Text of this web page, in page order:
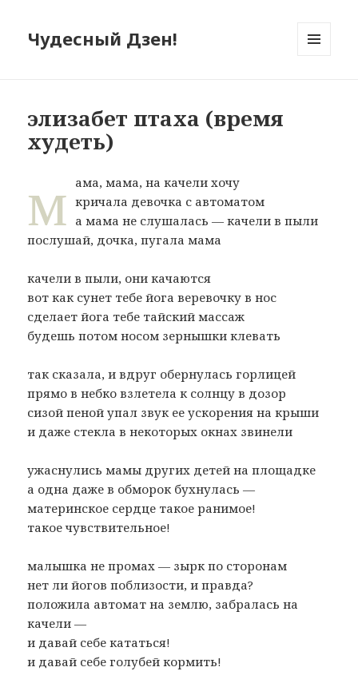
Чудесный Дзен!
элизабет птаха (время
худеть)
м ама, мама, на качели хочу
кричала девочка с автоматом
а мама не слушалась — качели в пыли
послушай, дочка, пугала мама
качели в пыли, они качаются
вот как сунет тебе йога веревочку в нос
сделает йога тебе тайский массаж
будешь потом носом зернышки клевать
так сказала, и вдруг обернулась горлицей
прямо в небко взлетела к солнцу в дозор
сизой пеной упал звук ее ускорения на крыши
и даже стекла в некоторых окнах звинели
ужаснулись мамы других детей на площадке
а одна даже в обморок бухнулась —
материнское сердце такое ранимое!
такое чувствительное!
малышка не промах — зырк по сторонам
нет ли йогов поблизости, и правда?
положила автомат на землю, забралась на
качели —
и давай себе кататься!
и давай себе голубей кормить!